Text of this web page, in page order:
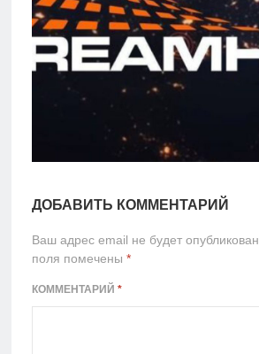
ДОБАВИТЬ КОММЕНТАРИЙ
Ваш адрес email не будет опубликован.
поля помечены *
КОММЕНТАРИЙ *